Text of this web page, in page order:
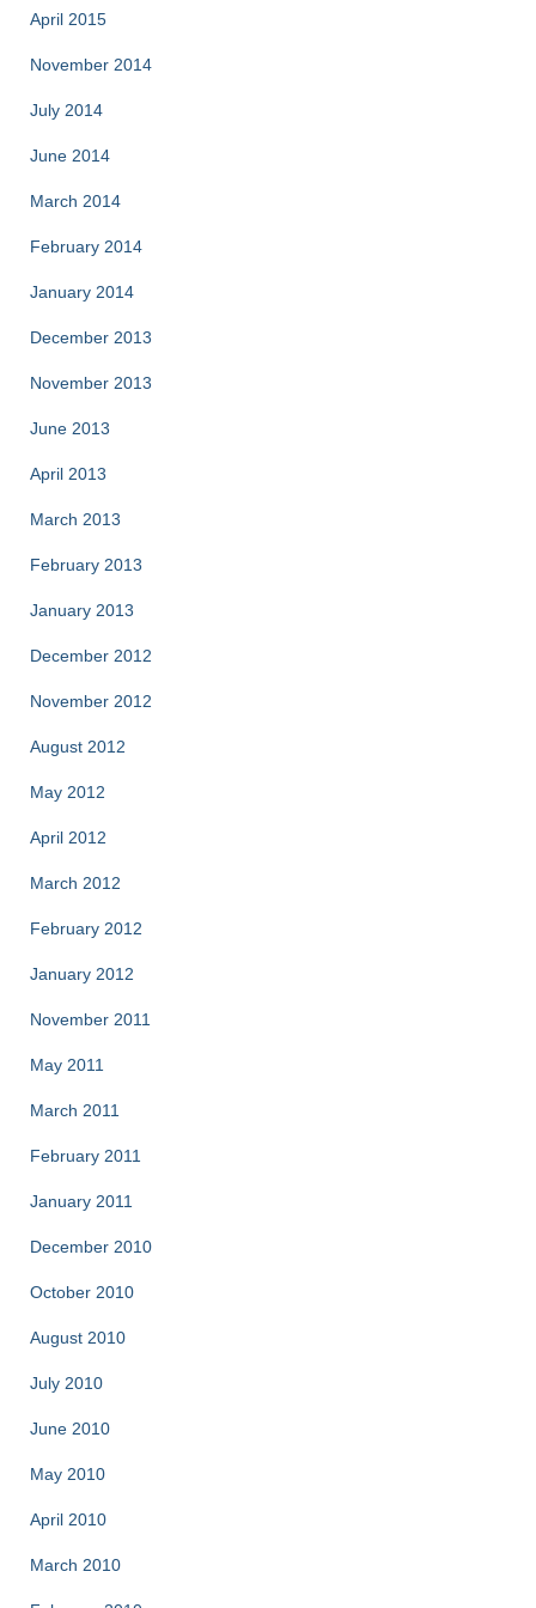
April 2015
November 2014
July 2014
June 2014
March 2014
February 2014
January 2014
December 2013
November 2013
June 2013
April 2013
March 2013
February 2013
January 2013
December 2012
November 2012
August 2012
May 2012
April 2012
March 2012
February 2012
January 2012
November 2011
May 2011
March 2011
February 2011
January 2011
December 2010
October 2010
August 2010
July 2010
June 2010
May 2010
April 2010
March 2010